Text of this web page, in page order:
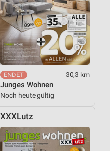
30,3 km
Junges Wohnen
Noch heute gültig
XXXLutz